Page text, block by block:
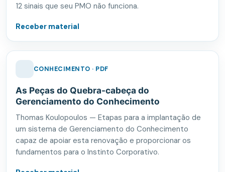
12 sinais que seu PMO não funciona.
Receber material
CONHECIMENTO · PDF
As Peças do Quebra-cabeça do
Gerenciamento do Conhecimento
Thomas Koulopoulos — Etapas para a implantação de
um sistema de Gerenciamento do Conhecimento
capaz de apoiar esta renovação e proporcionar os
fundamentos para o Instinto Corporativo.